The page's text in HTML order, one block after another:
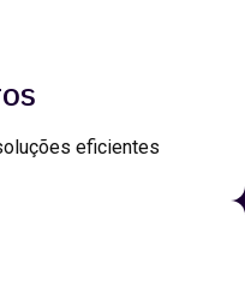
eficientes